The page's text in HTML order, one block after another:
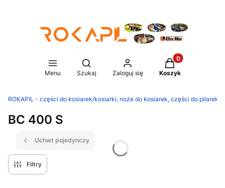
Menu
Otwórz wyszukiwarkę
Szukaj Zaloguj się
Produkty w
Koszyk
ROKAPIL - części do kosiarek/kosiarki, noże do kosiarek, części do pilarek/
BC 400 S
Uchwt pojedynczy
Filtry